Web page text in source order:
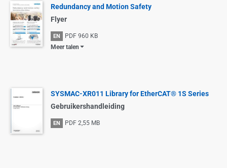
Redundancy and Motion Safety
Flyer
EN PDF 960 KB
Meer talen
SYSMAC-XR011 Library for EtherCAT® 1S Series
Gebruikershandleiding
EN PDF 2,55 MB